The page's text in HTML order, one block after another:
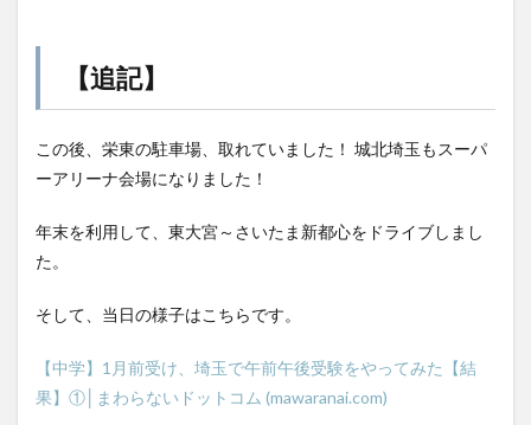
【追記】
この後、栄東の駐車場、取れていました！ 城北埼玉もスーパ
ーアリーナ会場になりました！
年末を利用して、東大宮～さいたま新都心をドライブしまし
た。
そして、当日の様子はこちらです。
【中学】1月前受け、埼玉で午前午後受験をやってみた【結
果】①│まわらないドットコム (mawaranai.com)